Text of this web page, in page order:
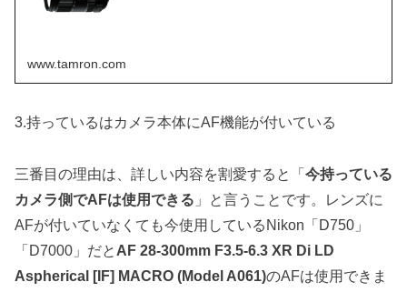
www.tamron.com
3.持っているはカメラ本体にAF機能が付いている
三番目の理由は、詳しい内容を割愛すると「 今持っている
カメラ側でAFは使用できる 」と言うことです。レンズに
AFが付いていなくても今使用しているNikon「D750」
「D7000」だと AF 28-300mm F3.5-6.3 XR Di LD
Aspherical [IF] MACRO (Model A061)のAFは使用できま